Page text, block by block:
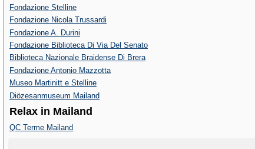
Fondazione Stelline
Fondazione Nicola Trussardi
Fondazione A. Durini
Fondazione Biblioteca Di Via Del Senato
Biblioteca Nazionale Braidense Di Brera
Fondazione Antonio Mazzotta
Museo Martinitt e Stelline
Diözesanmuseum Mailand
Relax in Mailand
QC Terme Mailand